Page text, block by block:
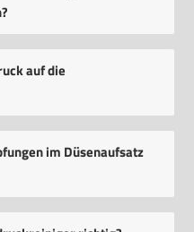
auf die
im Düsenaufsatz